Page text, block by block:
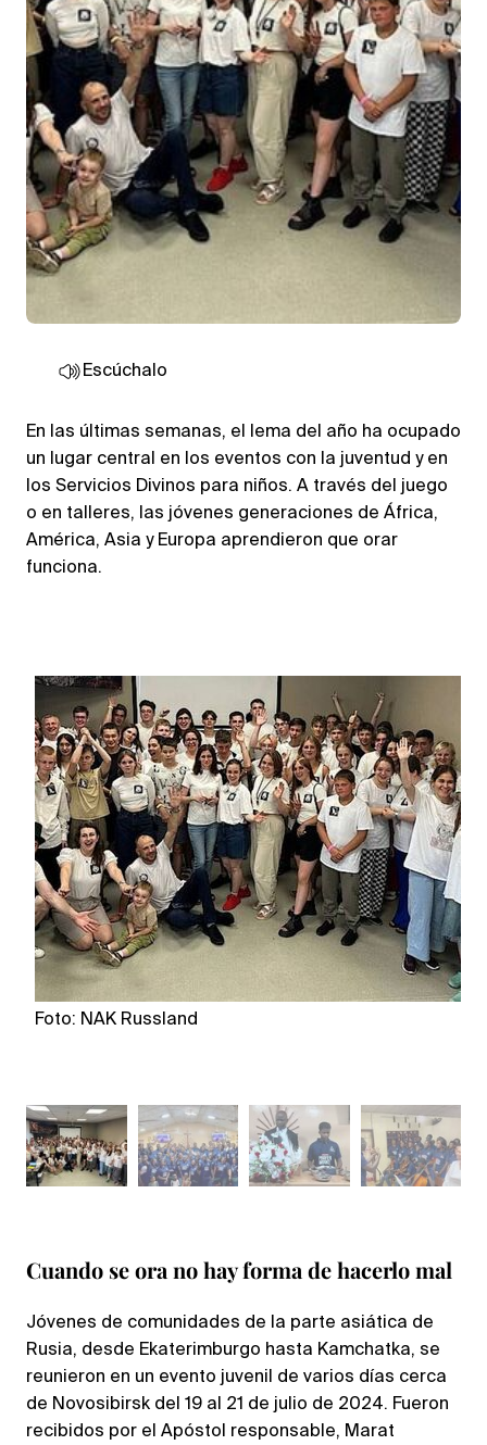
Escúchalo
En las últimas semanas, el lema del año ha ocupado
un lugar central en los eventos con la juventud y en
los Servicios Divinos para niños. A través del juego
o en talleres, las jóvenes generaciones de África,
América, Asia y Europa aprendieron que orar
funciona.
Foto: NAK Russland
Cuando se ora no hay forma de hacerlo mal
Jóvenes de comunidades de la parte asiática de
Rusia, desde Ekaterimburgo hasta Kamchatka, se
reunieron en un evento juvenil de varios días cerca
de Novosibirsk del 19 al 21 de julio de 2024. Fueron
recibidos por el Apóstol responsable, Marat